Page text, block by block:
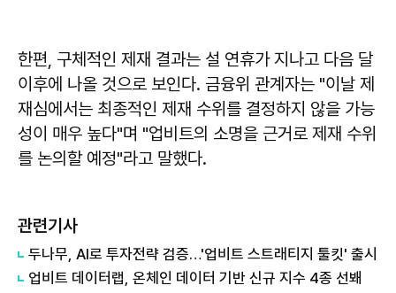
한편, 구체적인 제재 결과는 설 연휴가 지나고 다음 달
이후에 나올 것으로 보인다. 금융위 관계자는 "이날 제
재심에서는 최종적인 제재 수위를 결정하지 않을 가능
성이 매우 높다"며 "업비트의 소명을 근거로 제재 수위
를 논의할 예정"라고 말했다.
관련기사
두나무, AI로 투자전략 검증…'업비트 스트래티지 툴킷' 출시
업비트 데이터랩, 온체인 데이터 기반 신규 지수 4종 선봬